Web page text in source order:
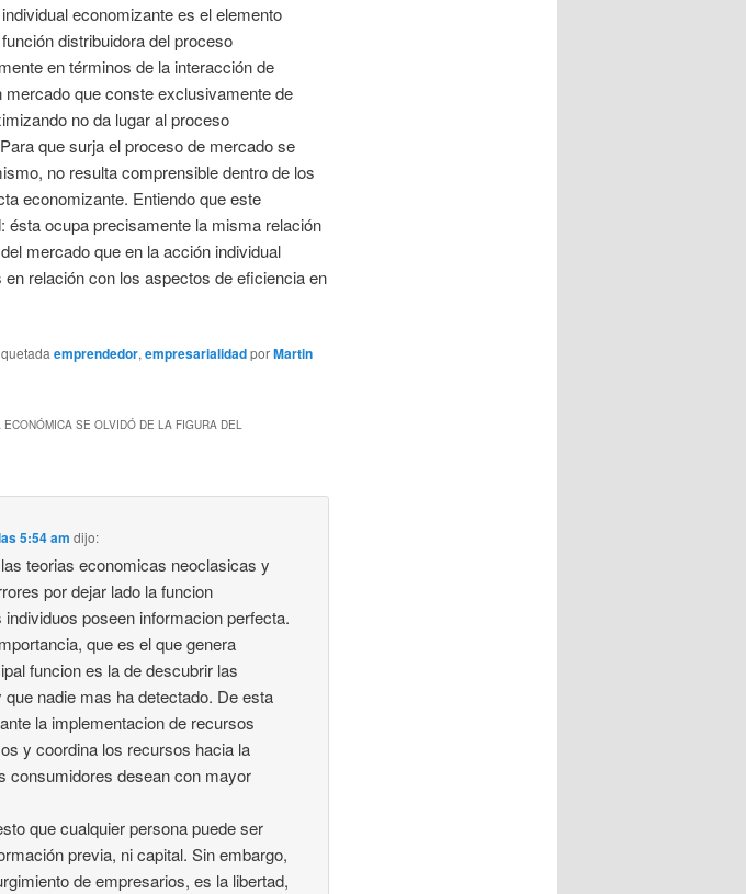
economizante es el elemento
distribuidora del proceso
en términos de la interacción de
que conste exclusivamente de
no da lugar al proceso
que surja el proceso de mercado se
no resulta comprensible dentro de los
economizante. Entiendo que este
ocupa precisamente la misma relación
mercado que en la acción individual
relación con los aspectos de eficiencia en
emprendedor, empresarialidadporMartin
SE OLVIDÓ DE LA FIGURA DEL
5:54 am dijo:
teorias economicas neoclasicas y
por dejar lado la funcion
poseen informacion perfecta.
que es el que genera
funcion es la de descubrir las
nadie mas ha detectado. De esta
la implementacion de recursos
y coordina los recursos hacia la
consumidores desean con mayor
que cualquier persona puede ser
previa, ni capital. Sin embargo,
de empresarios, es la libertad,